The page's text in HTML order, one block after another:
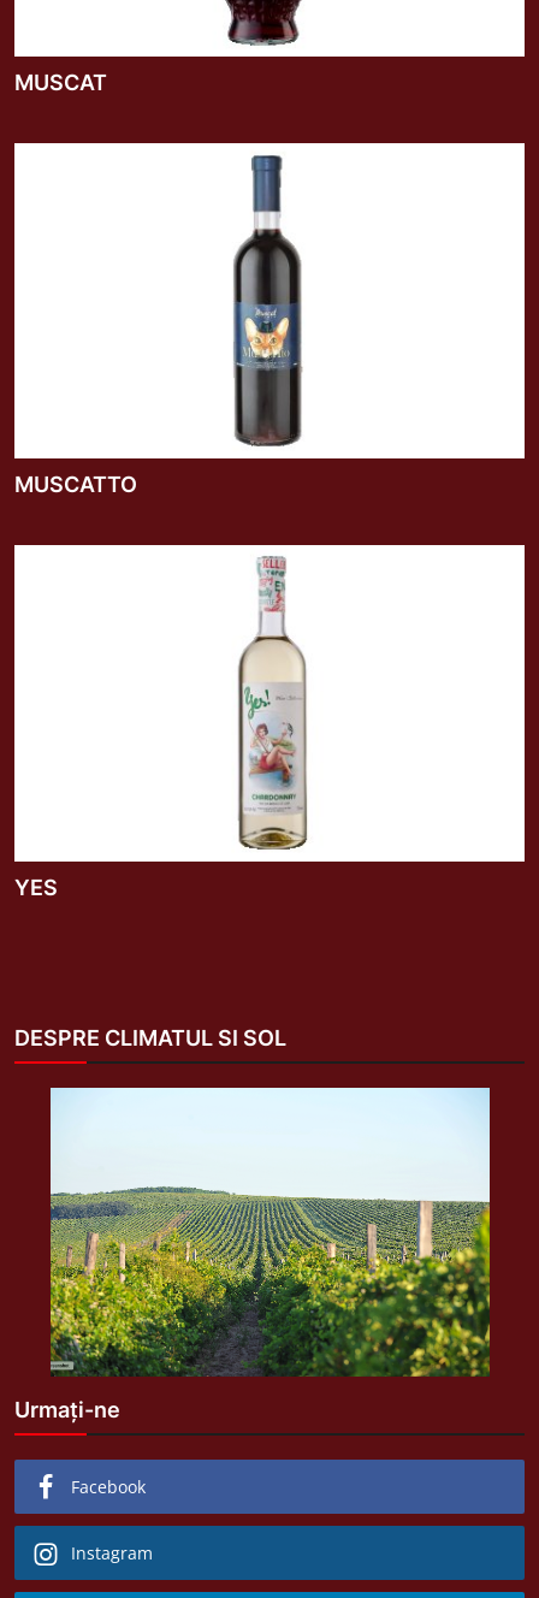
MUSCAT
MUSCATTO
YES
DESPRE CLIMATUL SI SOL
Urmați-ne
Facebook
Instagram